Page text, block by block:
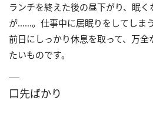
ランチを終えた後の昼下がり、眠
が……。仕事中に居眠りをしてしま
前日にしっかり休息を取って、万
たいものです。
口先ばかり